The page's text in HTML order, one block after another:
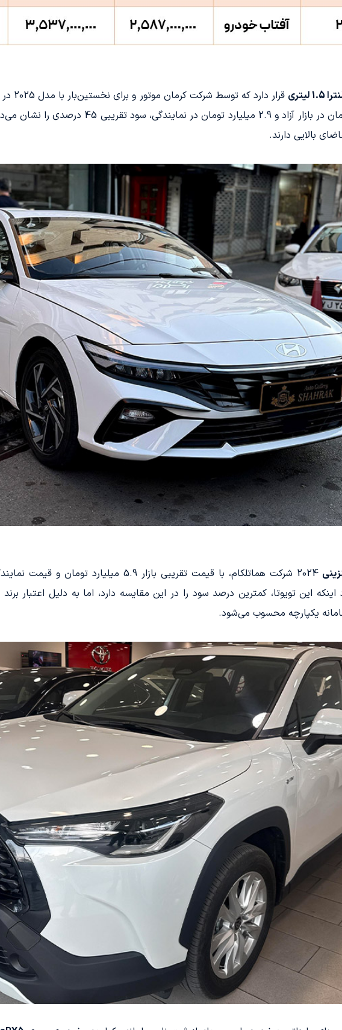
لیتری
با قیمت تقریبی 4.3 میلیارد تومان در بازار
بالایی دارند.
این تویوتا، کمترین درصد سود را در این مقایسه دارد، اما به دلیل اعتبار
یکپارچه محسوب می‌شود.